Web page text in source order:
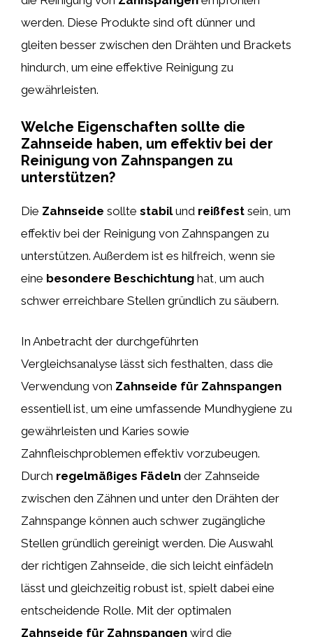
werden. Diese Produkte sind oft dünner und
gleiten besser zwischen den Drähten und Brackets
hindurch, um eine effektive Reinigung zu
gewährleisten.
Welche Eigenschaften sollte die
Zahnseide haben, um effektiv bei der
Reinigung von Zahnspangen zu
unterstützen?
Die Zahnseide sollte stabilund reißfest sein, um
effektiv bei der Reinigung von Zahnspangen zu
unterstützen. Außerdem ist es hilfreich, wenn sie
eine besondere Beschichtung hat, um auch
schwer erreichbare Stellen gründlich zu säubern.
In Anbetracht der durchgeführten
Vergleichsanalyse lässt sich festhalten, dass die
Verwendung von Zahnseide für Zahnspangen
essentiell ist, um eine umfassende Mundhygiene zu
gewährleisten und Karies sowie
Zahnfleischproblemen effektiv vorzubeugen.
Durch regelmäßiges Fädeln der Zahnseide
zwischen den Zähnen und unter den Drähten der
Zahnspange können auch schwer zugängliche
Stellen gründlich gereinigt werden. Die Auswahl
der richtigen Zahnseide, die sich leicht einfädeln
lässt und gleichzeitig robust ist, spielt dabei eine
entscheidende Rolle. Mit der optimalen
Zahnseide für Zahnspangen wird die